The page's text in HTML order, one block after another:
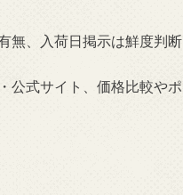
無、入荷日掲示は鮮度判断
公式サイト、価格比較やポ